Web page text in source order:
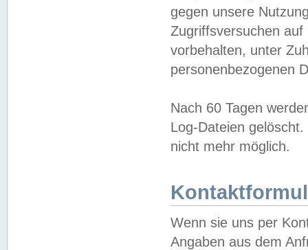
gegen unsere
Zugriffsversuchen
vorbehalten, unter
personenbezogenen
Nach 60 Tagen
Log-Dateien
nicht mehr möglich.
Wenn sie uns per
Angaben aus dem